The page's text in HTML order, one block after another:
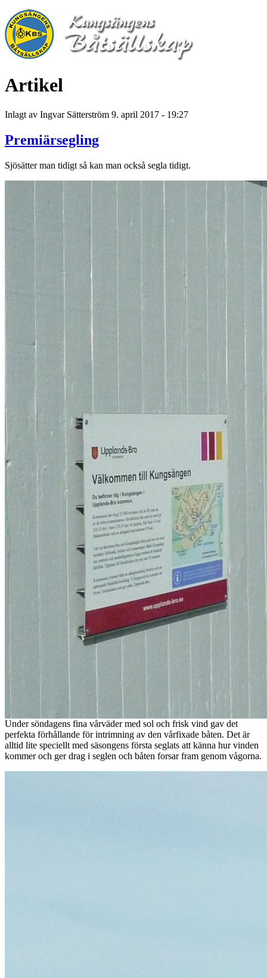
Hoppa till huvudinnehåll
Artikel
Inlagt av Ingvar Sätterström 9. april 2017 - 19:27
Premiärsegling
Sjösätter man tidigt så kan man också segla tidigt.
Under söndagens fina vårväder med sol och frisk vind gav det
perfekta förhållande för intrimning av den vårfixade båten. Det är
alltid lite speciellt med säsongens första seglats att känna hur vinden
kommer och ger drag i seglen och båten forsar fram genom vågorna.